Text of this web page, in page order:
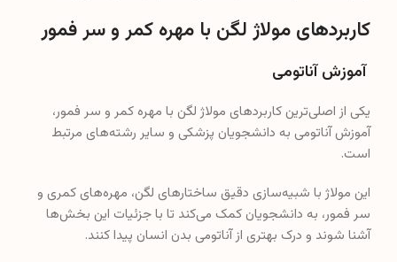
کاربردهای مولاژ لگن با مهره کمر و سر فمور
آموزش آناتومی
یکی از اصلی‌ترین کاربردهای مولاژ لگن با مهره کمر و سر فمور،
آموزش آناتومی به دانشجویان پزشکی و سایر رشته‌های مرتبط
است.
این مولاژ با شبیه‌سازی دقیق ساختارهای لگن، مهره‌های کمری و
سر فمور، به دانشجویان کمک می‌کند تا با جزئیات این بخش‌ها
آشنا شوند و درک بهتری از آناتومی بدن انسان پیدا کنند.